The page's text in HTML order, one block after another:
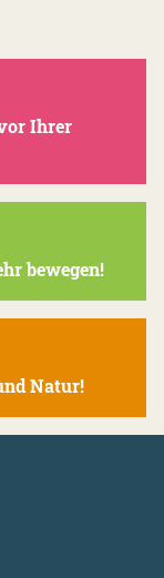
Ihrer
bewegen!
Natur!
scrollen